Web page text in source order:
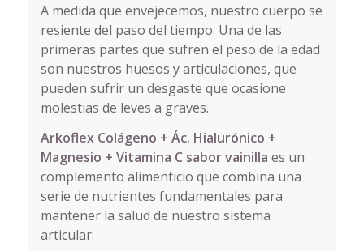
A medida que envejecemos, nuestro cuerpo se
resiente del paso del tiempo. Una de las
primeras partes que sufren el peso de la edad
son nuestros huesos y articulaciones, que
pueden sufrir un desgaste que ocasione
molestias de leves a graves.
Arkoflex Colágeno + Ác. Hialurónico +
Magnesio + Vitamina C sabor vainilla es un
complemento alimenticio que combina una
serie de nutrientes fundamentales para
mantener la salud de nuestro sistema
articular: